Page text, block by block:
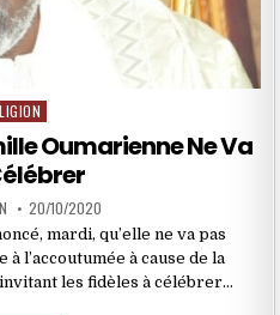
Oumarienne Ne Va
20/10/2020
mardi, qu’elle ne va pas
l’accoutumée à cause de la
les fidèles à célébrer…